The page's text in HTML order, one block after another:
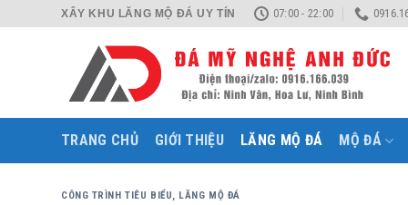
XÂY KHU LĂNG MỘ ĐÁ UY TÍN 07:00 - 22:00
TRANG CHỦ GIỚI THIỆU LĂNG MỘ ĐÁ MỘ ĐÁ
CÔNG TRÌNH TIÊU BIỂU, LĂNG MỘ ĐÁ